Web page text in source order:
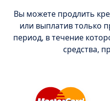
Вы можете продлить
или выплатив только
период, в течение
средства,